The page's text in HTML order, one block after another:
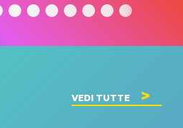
del singolo
VEDI TUTTE